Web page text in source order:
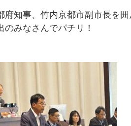
府知事、竹内京都市副市長を囲
のみなさんでパチリ！